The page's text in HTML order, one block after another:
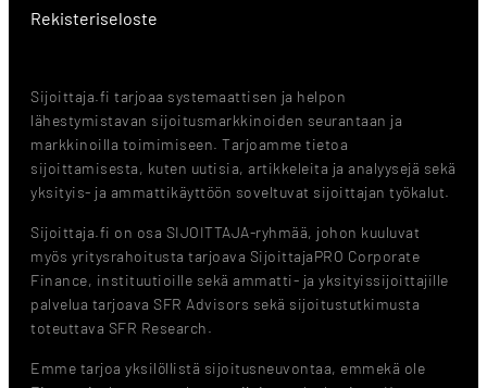
Rekisteriseloste
Sijoittaja.fi tarjoaa systemaattisen ja helpon
lähestymistavan sijoitusmarkkinoiden seurantaan ja
markkinoilla toimimiseen. Tarjoamme tietoa
sijoittamisesta, kuten uutisia, artikkeleita ja analyysejä sekä
yksityis- ja ammattikäyttöön soveltuvat sijoittajan työkalut.
Sijoittaja.fi on osa SIJOITTAJA-ryhmää, johon kuuluvat
myös yritysrahoitusta tarjoava SijoittajaPRO Corporate
Finance, instituutioille sekä ammatti- ja yksityissijoittajille
palvelua tarjoava SFR Advisors sekä sijoitustutkimusta
toteuttava SFR Research.
Emme tarjoa yksilöllistä sijoitusneuvontaa, emmekä ole